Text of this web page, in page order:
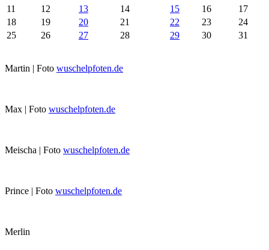
11
12 13 14 15 16
17
18
19 20 21 22 23
24
25
26 27 28 29 30 31
Martin | Foto wuschelpfoten.de
Max | Foto wuschelpfoten.de
Meischa | Foto wuschelpfoten.de
Prince | Foto wuschelpfoten.de
Merlin